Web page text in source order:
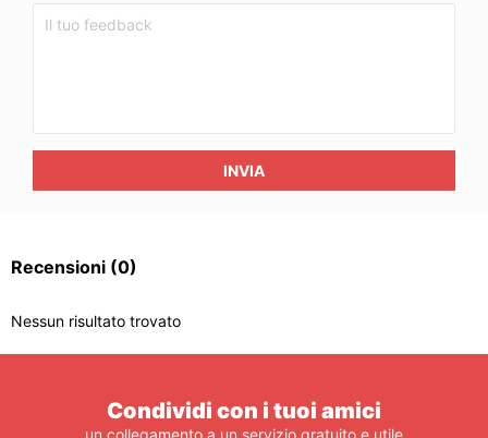
INVIA
Recensioni (0)
Nessun risultato trovato
Condividi con i tuoi amici
un collegamento a un servizio gratuito e utile